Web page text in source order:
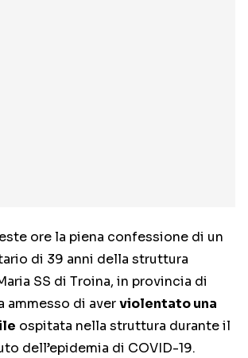
ore la piena confessione di un
di 39 anni della struttura
SS di Troina, in provincia di
ammesso di averviolentato una
ospitata nella struttura durante il
dell’epidemia di COVID-19.